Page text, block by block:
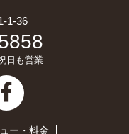
1-36
日も営業
ー・料金